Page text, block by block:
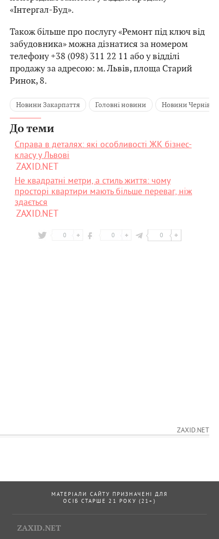
«Інтергал-Буд».
Також більше про послугу «Ремонт під ключ від
забудовника» можна дізнатися за номером
телефону +38 (098) 311 22 11 або у відділі
продажу за адресою: м. Львів, площа Старий
Ринок, 8.
Новини Закарпаття Головні новини Новини
До теми
Справа в деталях: які особливості ЖК бізнес-
класу у Львові
ZAXID.NET
Не квадратні метри, а стиль життя: чому
просторі квартири мають більше переваг, ніж
здається
ZAXID.NET
0 0 0
ZAXID.NET
МАТЕРІАЛИ САЙТУ ПРИЗНАЧЕНІ ДЛЯ
ОСІБ СТАРШЕ 21 РОКУ (21+)
ZAXID.NET